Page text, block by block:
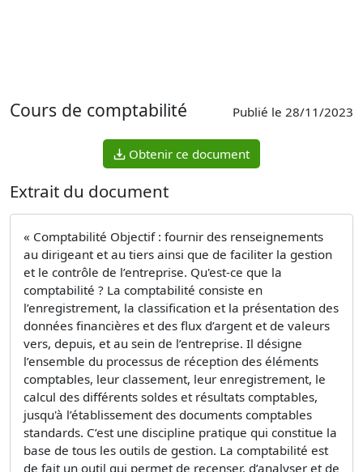
Cours de comptabilité Publié le 28/11/2023
Obtenir ce document
Extrait du document
« Comptabilité Objectif : fournir des renseignements
au dirigeant et au tiers ainsi que de faciliter la gestion
et le contrôle de l’entreprise. Qu'est-ce que la
comptabilité ? La comptabilité consiste en
l’enregistrement, la classification et la présentation des
données financières et des flux d’argent et de valeurs
vers, depuis, et au sein de l’entreprise. Il désigne
l’ensemble du processus de réception des éléments
comptables, leur classement, leur enregistrement, le
calcul des différents soldes et résultats comptables,
jusqu'à l’établissement des documents comptables
standards. C’est une discipline pratique qui constitue la
base de tous les outils de gestion. La comptabilité est
de fait un outil qui permet de recenser, d’analyser et de